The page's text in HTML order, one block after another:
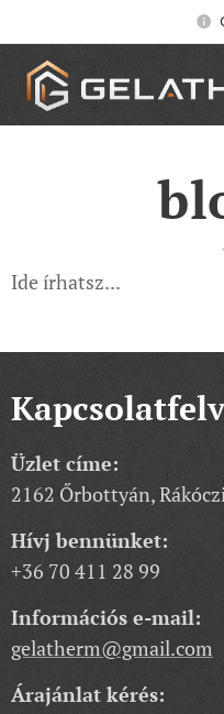
Ide írhatsz...
Üzlet címe:
2162 Őrbottyán,
Hívj bennünket:
+36 70 411 28 99
Információs e-mail:
gelatherm@gmail.com
Árajánlat kérés: